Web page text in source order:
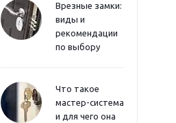
Врезные замки:
виды и
рекомендации
по выбору
Что такое
мастер-система
и для чего она